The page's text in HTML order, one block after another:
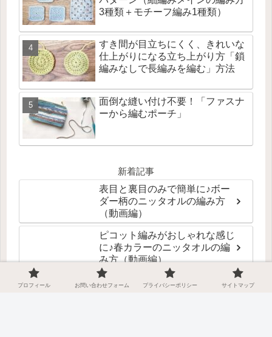
3種類＋モチーフ編み1種類）
すき間が目立ちにくく、きれいな
仕上がりになる立ち上がり方「鎖
編みなしで長編みを編む」方法
面倒な縫い付け不要！「ファスナ
ーから編むポーチ」
新着記事
表目と裏目のみで簡単に♪ボー
ダー柄のニッタオルの編み方
（動画編）
ピコット編みがおしゃれな感じ
に♪春カラーのニッタオルの編
み方（動画編）
簡単・キレイに正方形が編める
プロフィール お問い合わせフォーム プライバシーポリシー サイトマップ